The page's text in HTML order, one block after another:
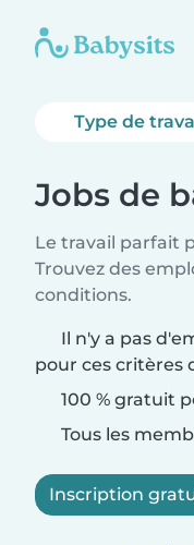
Type de
Jobs de
Le travail parfait
Trouvez des
conditions.
Il n'y a pas
pour ces critères
100 % gratuit
Tous les
Inscription